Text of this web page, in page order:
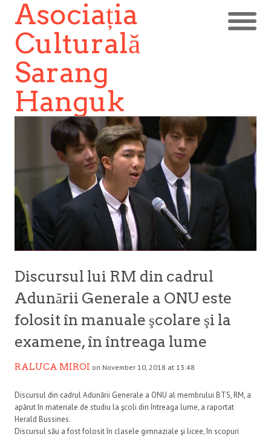
Asociația
Culturală
Sarang
Hanguk
Discursul lui RM din cadrul
Adunării Generale a ONU este
folosit în manuale şcolare şi la
examene, în întreaga lume
RALUCA MIROI on November 10, 2018 at 13:48
Discursul din cadrul Adunării Generale a ONU al membrului BTS, RM, a
apărut în materiale de studiu la şcoli din întreaga lume, a raportat
Herald Bussines.
Discursul său a fost folosit în clasele gimnaziale şi licee, în scopuri